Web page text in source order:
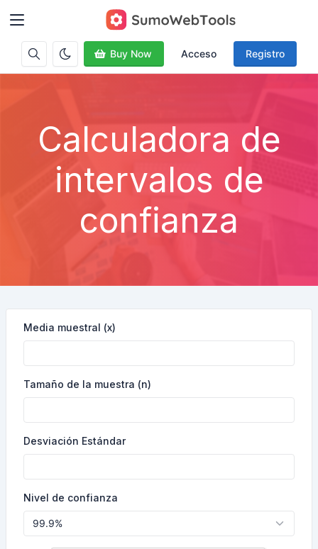
Buy Now Acceso Registro
Calculadora de
intervalos de
confianza
Media muestral (x)
Tamaño de la muestra (n)
Desviación Estándar
Nivel de confianza